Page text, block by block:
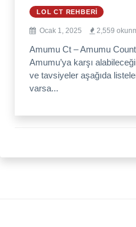
LOL CT REHBERI
Ocak 1, 2025 2,559
Amumu Ct – Amumu
Amumu’ya karşı
ve tavsiyeler aşağıda
varsa...